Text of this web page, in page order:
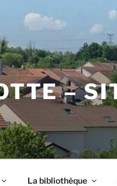
–
La bibliothèque